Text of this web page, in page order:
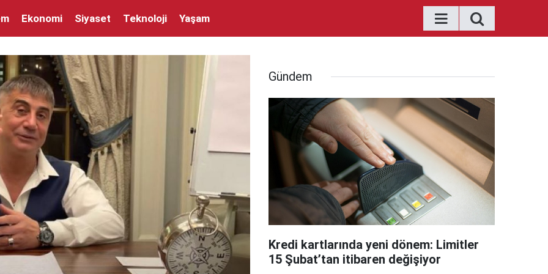
Ekonomi Siyaset Teknoloji Yaşam
Gündem
Kredi kartlarında yeni dönem: Limitler
15 Şubat’tan itibaren değişiyor